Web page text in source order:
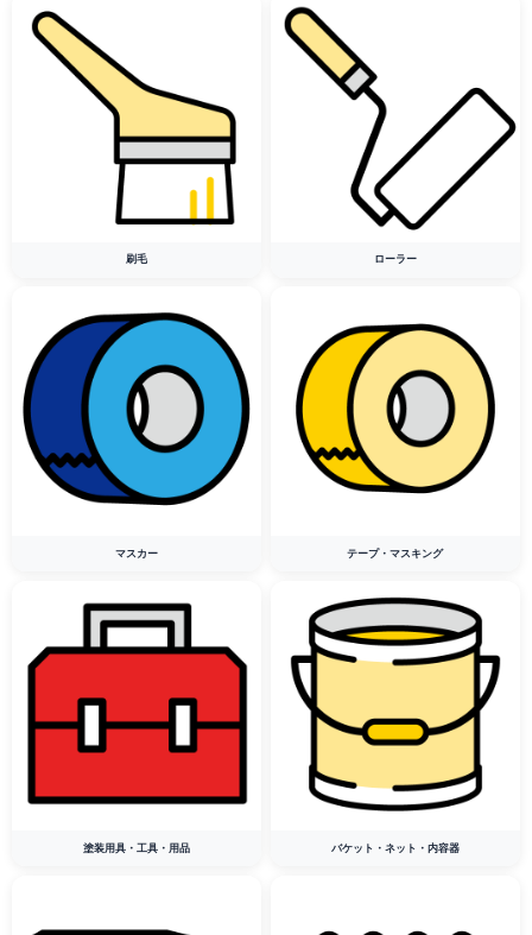
刷毛 ローラー
マスカー テープ・マスキング
塗装用具・工具・用品 バケット・ネット・内容器